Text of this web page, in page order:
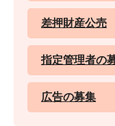
差押財産公売
指定管理者の
広告の募集